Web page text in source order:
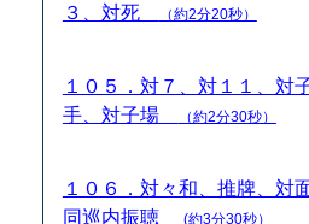
３、対死
（約2分20秒）
１０５．対７、対１１、対
手、対子場
（約2分30秒）
１０６．対々和、推牌、対
同巡内振聴
(約3分30秒）